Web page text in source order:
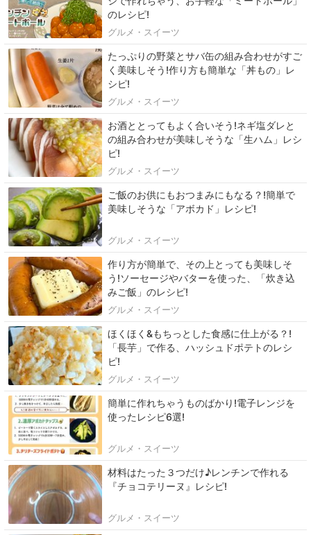
のレシピ!
グルメ・スイーツ
たっぷりの野菜とサバ缶の組み合わせがすご
く美味しそう!作り方も簡単な「丼もの」レ
シピ!
グルメ・スイーツ
お酒ととってもよく合いそう!ネギ塩ダレと
の組み合わせが美味しそうな「生ハム」レシ
ピ!
グルメ・スイーツ
ご飯のお供にもおつまみにもなる？!簡単で
美味しそうな「アボカド」レシピ!
グルメ・スイーツ
作り方が簡単で、その上とっても美味しそ
う!ソーセージやバターを使った、「炊き込
みご飯」のレシピ!
グルメ・スイーツ
ほくほく&もちっとした食感に仕上がる？!
「長芋」で作る、ハッシュドポテトのレシ
ピ!
グルメ・スイーツ
簡単に作れちゃうものばかり!電子レンジを
使ったレシピ6選!
グルメ・スイーツ
材料はたった３つだけ♪レンチンで作れる
『チョコテリーヌ』レシピ!
グルメ・スイーツ